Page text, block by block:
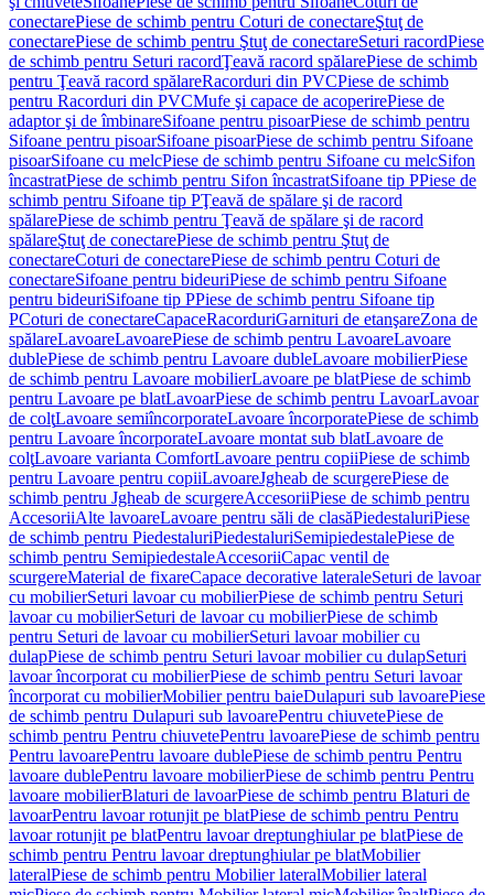
conectarePiese de schimb pentru Coturi de conectareŞtuţ de
conectarePiese de schimb pentru Ştuţ de conectareSeturi racordPiese
de schimb pentru Seturi racordŢeavă racord spălarePiese de schimb
pentru Ţeavă racord spălareRacorduri din PVCPiese de schimb
pentru Racorduri din PVCMufe şi capace de acoperirePiese de
adaptor şi de îmbinareSifoane pentru pisoarPiese de schimb pentru
Sifoane pentru pisoarSifoane pisoarPiese de schimb pentru Sifoane
pisoarSifoane cu melcPiese de schimb pentru Sifoane cu melcSifon
încastratPiese de schimb pentru Sifon încastratSifoane tip PPiese de
schimb pentru Sifoane tip PŢeavă de spălare şi de racord
spălarePiese de schimb pentru Ţeavă de spălare şi de racord
spălareŞtuţ de conectarePiese de schimb pentru Ştuţ de
conectareCoturi de conectarePiese de schimb pentru Coturi de
conectareSifoane pentru bideuriPiese de schimb pentru Sifoane
pentru bideuriSifoane tip PPiese de schimb pentru Sifoane tip
PCoturi de conectareCapaceRacorduriGarnituri de etanşareZona de
spălareLavoareLavoarePiese de schimb pentru LavoareLavoare
dublePiese de schimb pentru Lavoare dubleLavoare mobilierPiese
de schimb pentru Lavoare mobilierLavoare pe blatPiese de schimb
pentru Lavoare pe blatLavoarPiese de schimb pentru LavoarLavoar
de colţLavoare semiîncorporateLavoare încorporatePiese de schimb
pentru Lavoare încorporateLavoare montat sub blatLavoare de
colţLavoare varianta ComfortLavoare pentru copiiPiese de schimb
pentru Lavoare pentru copiiLavoareJgheab de scurgerePiese de
schimb pentru Jgheab de scurgereAccesoriiPiese de schimb pentru
AccesoriiAlte lavoareLavoare pentru săli de clasăPiedestaluriPiese
de schimb pentru PiedestaluriPiedestaluriSemipiedestalePiese de
schimb pentru SemipiedestaleAccesoriiCapac ventil de
scurgereMaterial de fixareCapace decorative lateraleSeturi de lavoar
cu mobilierSeturi lavoar cu mobilierPiese de schimb pentru Seturi
lavoar cu mobilierSeturi de lavoar cu mobilierPiese de schimb
pentru Seturi de lavoar cu mobilierSeturi lavoar mobilier cu
dulapPiese de schimb pentru Seturi lavoar mobilier cu dulapSeturi
lavoar încorporat cu mobilierPiese de schimb pentru Seturi lavoar
încorporat cu mobilierMobilier pentru baieDulapuri sub lavoarePiese
de schimb pentru Dulapuri sub lavoarePentru chiuvetePiese de
schimb pentru Pentru chiuvetePentru lavoarePiese de schimb pentru
Pentru lavoarePentru lavoare dublePiese de schimb pentru Pentru
lavoare dublePentru lavoare mobilierPiese de schimb pentru Pentru
lavoare mobilierBlaturi de lavoarPiese de schimb pentru Blaturi de
lavoarPentru lavoar rotunjit pe blatPiese de schimb pentru Pentru
lavoar rotunjit pe blatPentru lavoar dreptunghiular pe blatPiese de
schimb pentru Pentru lavoar dreptunghiular pe blatMobilier
lateralPiese de schimb pentru Mobilier lateralMobilier lateral